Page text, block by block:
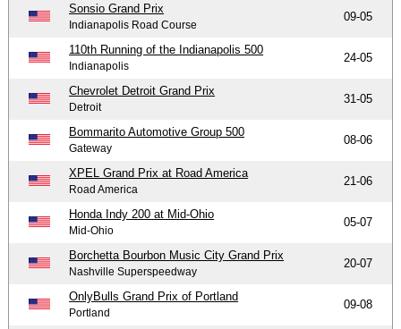
Sonsio Grand Prix
Indianapolis Road Course
09-05
110th Running of the Indianapolis 500
Indianapolis
24-05
Chevrolet Detroit Grand Prix
Detroit
31-05
Bommarito Automotive Group 500
Gateway
08-06
XPEL Grand Prix at Road America
Road America
21-06
Honda Indy 200 at Mid-Ohio
Mid-Ohio
05-07
Borchetta Bourbon Music City Grand Prix
Nashville Superspeedway
20-07
OnlyBulls Grand Prix of Portland
Portland
09-08